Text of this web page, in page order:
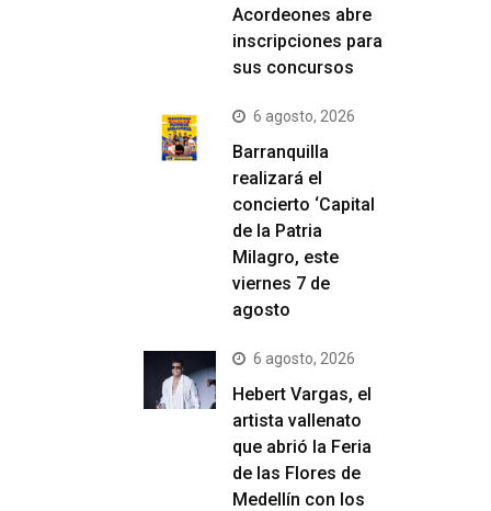
Acordeones abre
inscripciones para
sus concursos
6 agosto, 2026
Barranquilla
realizará el
concierto ‘Capital
de la Patria
Milagro, este
viernes 7 de
agosto
6 agosto, 2026
Hebert Vargas, el
artista vallenato
que abrió la Feria
de las Flores de
Medellín con los